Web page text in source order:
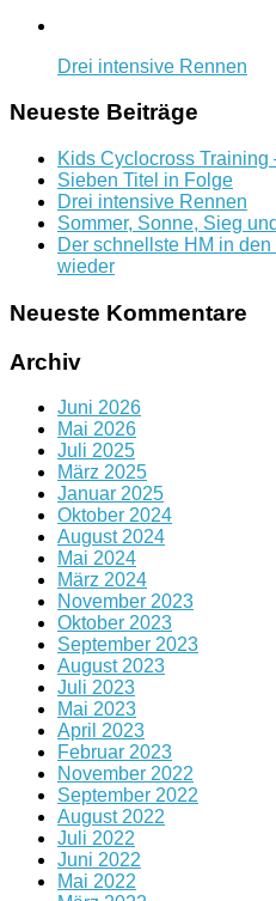
Drei intensive Rennen
Neueste Beiträge
Kids Cyclocross Training
Sieben Titel in Folge
Drei intensive Rennen
Sommer, Sonne, Sieg
Der schnellste HM in
wieder
Neueste Kommentare
Archiv
Juni 2026
Mai 2026
Juli 2025
März 2025
Januar 2025
Oktober 2024
August 2024
Mai 2024
März 2024
November 2023
Oktober 2023
September 2023
August 2023
Juli 2023
Mai 2023
April 2023
Februar 2023
November 2022
September 2022
August 2022
Juli 2022
Juni 2022
Mai 2022